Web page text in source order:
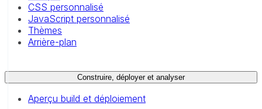
CSS personnalisé
JavaScript personnalisé
Thèmes
Arrière-plan
Construire, déployer et analyser
Aperçu build et déploiement